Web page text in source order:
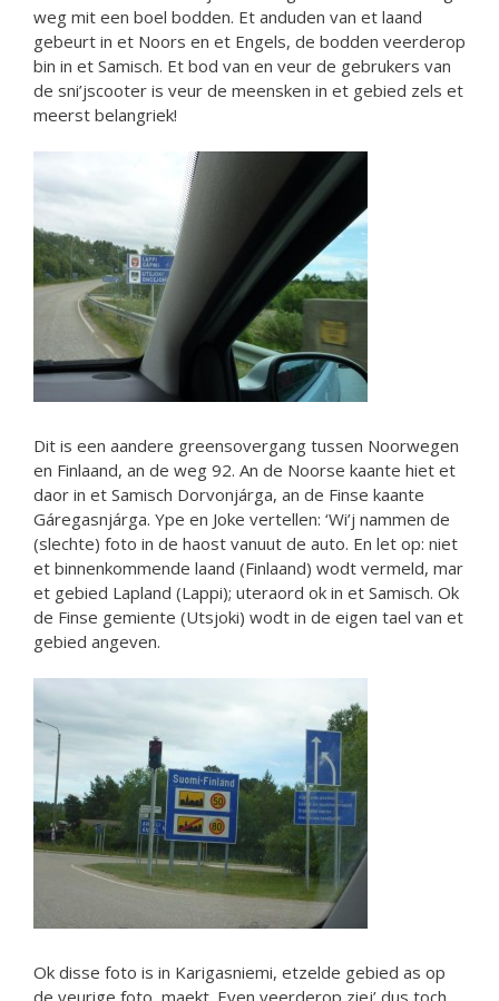
weg mit een boel bodden. Et anduden van et laand
gebeurt in et Noors en et Engels, de bodden veerderop
bin in et Samisch. Et bod van en veur de gebrukers van
de sni’jscooter is veur de meensken in et gebied zels et
meerst belangriek!
Dit is een aandere greensovergang tussen Noorwegen
en Finlaand, an de weg 92. An de Noorse kaante hiet et
daor in et Samisch Dorvonjárga, an de Finse kaante
Gáregasnjárga. Ype en Joke vertellen: ‘Wi’j nammen de
(slechte) foto in de haost vanuut de auto. En let op: niet
et binnenkommende laand (Finlaand) wodt vermeld, mar
et gebied Lapland (Lappi); uteraord ok in et Samisch. Ok
de Finse gemiente (Utsjoki) wodt in de eigen tael van et
gebied angeven.
Ok disse foto is in Karigasniemi, etzelde gebied as op
de veurige foto, maekt. Even veerderop ziej’ dus toch